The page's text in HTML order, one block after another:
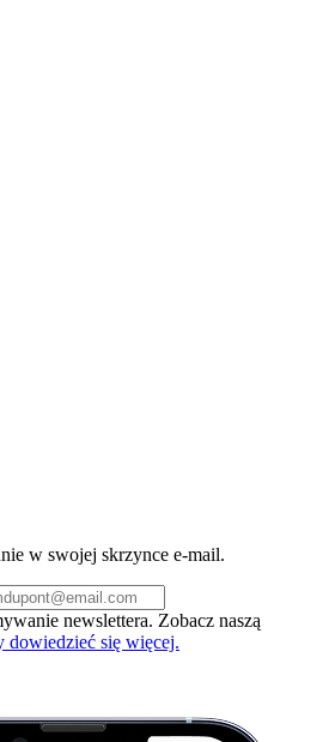
w swojej skrzynce e-mail.
newslettera. Zobacz naszą
dowiedzieć się więcej.